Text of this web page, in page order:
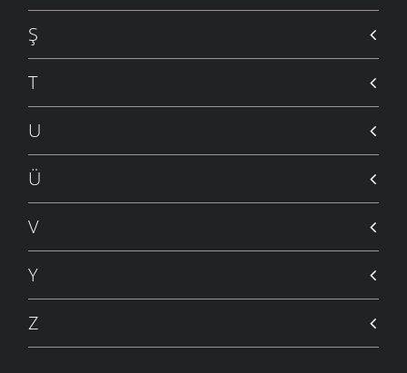
Ş
T
U
Ü
V
Y
Z